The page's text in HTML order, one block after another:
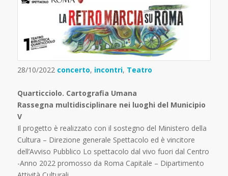
28/10/2022 concerto, incontri, Teatro
Quarticciolo. Cartografia Umana
Rassegna multidisciplinare nei luoghi del Municipio
V
Il progetto è realizzato con il sostegno del Ministero della
Cultura – Direzione generale Spettacolo ed è vincitore
dell’Avviso Pubblico Lo spettacolo dal vivo fuori dal Centro
-Anno 2022 promosso da Roma Capitale – Dipartimento